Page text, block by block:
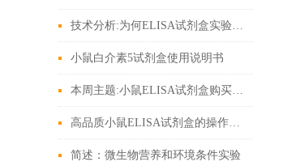
技术分析:为何ELISA试剂盒实验结果反应灵敏度低
小鼠白介素5试剂盒使用说明书
本周主题:小鼠ELISA试剂盒购买建议参考
高品质小鼠ELISA试剂盒的操作秘密
简述：微生物营养和环境条件实验